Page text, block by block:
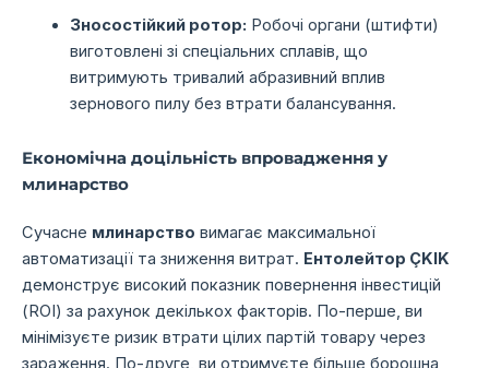
Зносостійкий ротор: Робочі органи (штифти)
виготовлені зі спеціальних сплавів, що
витримують тривалий абразивний вплив
зернового пилу без втрати балансування.
Економічна доцільність впровадження у
млинарство
Сучасне млинарство вимагає максимальної
автоматизації та зниження витрат. Ентолейтор ÇKIK
демонструє високий показник повернення інвестицій
(ROI) за рахунок декількох факторів. По-перше, ви
мінімізуєте ризик втрати цілих партій товару через
зараження. По-друге, ви отримуєте більше борошна